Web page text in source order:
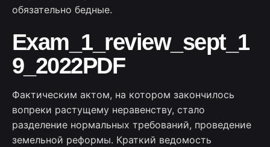
обязательно бедные.
Exam_1_review_sept_1
9_2022PDF
Фактическим актом, на котором закончилось
вопреки растущему неравенству, стало
разделение нормальных требований, проведение
земельной реформы. Краткий ведомость